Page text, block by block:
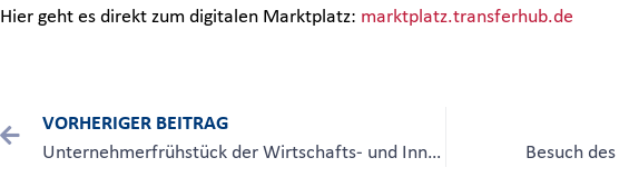
Hier geht es direkt zum digitalen Marktplatz: marktplatz.transferhub.de
VORHERIGER BEITRAG
Unternehmerfrühstück der Wirtschafts- und Innovationsförderung Salzgitter Besuch